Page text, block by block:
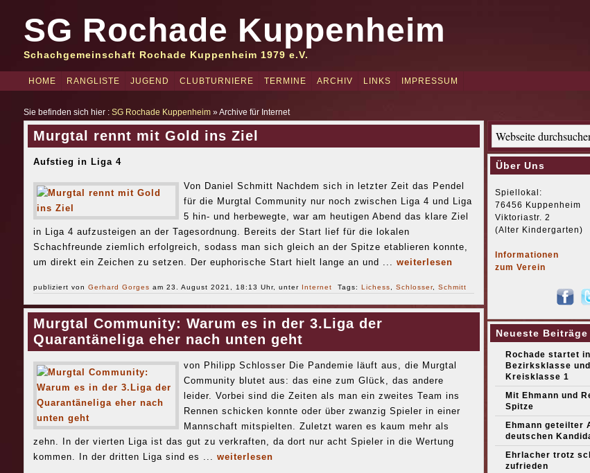
SG Rochade Kuppenheim
Schachgemeinschaft Rochade Kuppenheim 1979 e.V.
HOME RANGLISTE JUGEND CLUBTURNIERE TERMINE ARCHIV LINKS IMPRESSUM
Sie befinden sich hier : SG Rochade Kuppenheim» Archive für Internet
Murgtal rennt mit Gold ins Ziel
Aufstieg in Liga 4
Von Daniel Schmitt Nachdem sich in letzter Zeit das Pendel
für die Murgtal Community nur noch zwischen Liga 4 und Liga
5 hin- und herbewegte, war am heutigen Abend das klare Ziel
in Liga 4 aufzusteigen an der Tagesordnung. Bereits der Start lief für die lokalen
Schachfreunde ziemlich erfolgreich, sodass man sich gleich an der Spitze etablieren konnte,
um direkt ein Zeichen zu setzen. Der euphorische Start hielt lange an und ... weiterlesen
publiziert von Gerhard Gorges am 23. August 2021, 18:13 Uhr, unter Internet Tags: Lichess Schlosser, Schmitt
Murgtal Community: Warum es in der 3.Liga der
Quarantäneliga eher nach unten geht
von Philipp Schlosser Die Pandemie läuft aus, die Murgtal
Community blutet aus: das eine zum Glück, das andere
leider. Vorbei sind die Zeiten als man ein zweites Team ins
Rennen schicken konnte oder über zwanzig Spieler in einer
Mannschaft mitspielten. Zuletzt waren es kaum mehr als
zehn. In der vierten Liga ist das gut zu verkraften, da dort nur acht Spieler in die Wertung
kommen. In der dritten Liga sind es ... weiterlesen
Über Uns
Spiellokal:
76456 Kuppenheim
Viktoriastr. 2
(Alter Kindergarten)
Informationen
zum Verein
Neueste Beiträge
Rochade startet
Bezirksklasse
Kreisklasse 1
Mit Ehmann und
Spitze
Ehmann geteilter
deutschen
Ehrlacher trotz
zufrieden